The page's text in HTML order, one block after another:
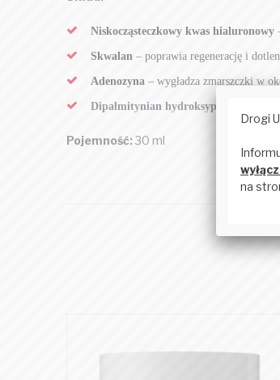
Niskocząsteczkowy kwas hialuronowy
Skwalan – poprawia regenerację i
Adenozyna – wygładza zmarszczki w
Dipalmitynian hydroksyproliny
Pojemność: 30 ml